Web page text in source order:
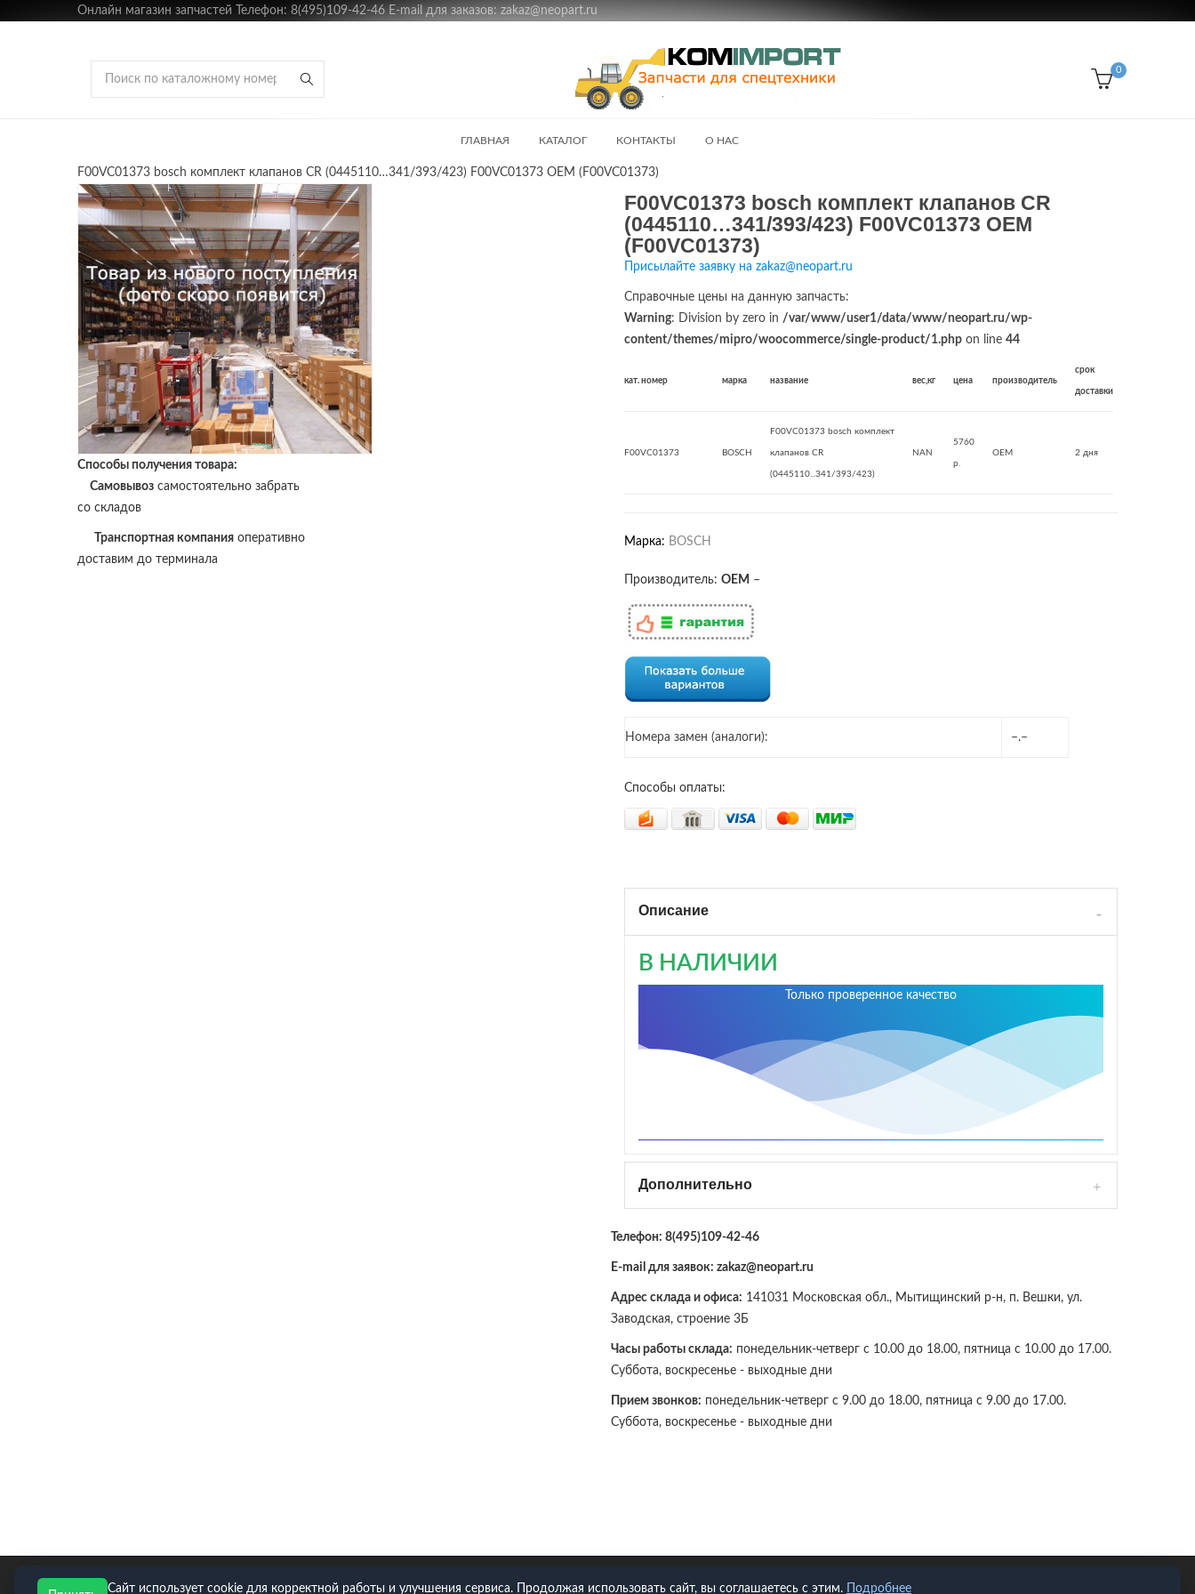
Онлайн магазин запчастей Телефон: 8(495)109-42-46 E-mail для заказов: zakaz@neopart.ru
0
ГЛАВНАЯ КАТАЛОГ КОНТАКТЫ О НАС
F00VC01373 bosch комплект клапанов CR (0445110…341/393/423) F00VC01373 OEM (F00VC01373)
Способы получения товара:
Самовывоз самостоятельно забрать
со складов
Транспортная компания оперативно
доставим до терминала
F00VC01373 bosch комплект клапанов CR
(0445110…341/393/423) F00VC01373 OEM
(F00VC01373)
Присылайте заявку на zakaz@neopart.ru
Справочные цены на данную запчасть:
Warning: Division by zero in /var/www/user1/data/www/neopart.ru/wp-
content/themes/mipro/woocommerce/single-product/1.php on line 44
кат. номер марка название вес,кг цена производитель
срок
доставки
F00VC01373 BOSCH
F00VC01373 bosch комплект
клапанов CR
(0445110...341/393/423)
NAN
5760
р.
OEM 2 дня
Марка: BOSCH
Производитель: OEM –
Номера замен (аналоги): –.–
Способы оплаты:
Описание
В НАЛИЧИИ
Только проверенное качество
Дополнительно
Телефон: 8(495)109-42-46
E-mail для заявок: zakaz@neopart.ru
Адрес склада и офиса: 141031 Московская обл., Мытищинский р-н, п. Вешки, ул.
Заводская, строение 3Б
Часы работы склада: понедельник-четверг с 10.00 до 18.00, пятница с 10.00 до 17.00.
Суббота, воскресенье - выходные дни
Прием звонков: понедельник-четверг с 9.00 до 18.00, пятница с 9.00 до 17.00.
Суббота, воскресенье - выходные дни
E-mail для заявок: zakaz@neopart.ru. Телефон: 8(495)109-42-46
Сайт использует cookie для корректной работы и улучшения сервиса. Продолжая использовать сайт, вы соглашаетесь с этим. Подробнее